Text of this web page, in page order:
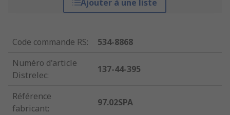
Ajouter à une liste
Code commande RS:
534-8868
Numéro d'article
Distrelec:
137-44-395
Référence
fabricant:
97.02SPA